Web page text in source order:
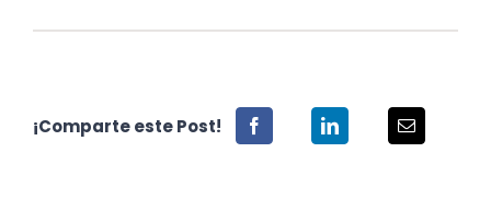
¡Comparte este Post!